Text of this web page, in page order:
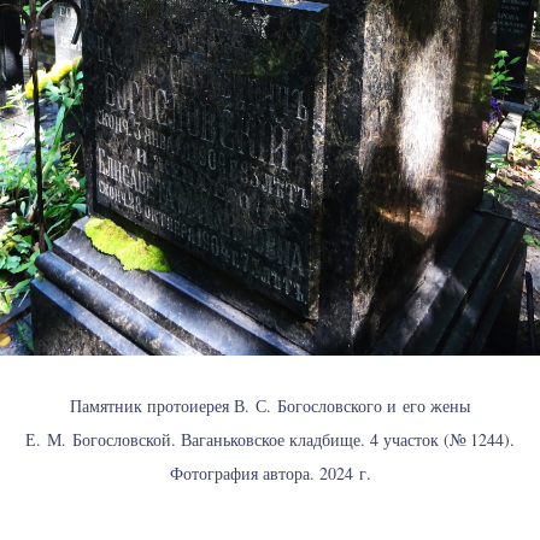
Памятник протоиерея В. С. Богословского и его жены
Е. М. Богословской. Ваганьковское кладбище. 4 участок (№ 1244).
Фотография автора. 2024 г.